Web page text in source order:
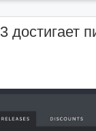
достигает